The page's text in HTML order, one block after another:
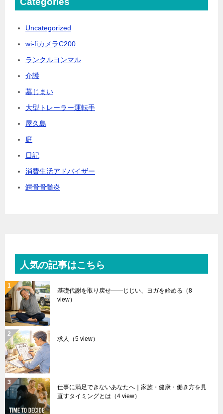
Uncategorized
wi-fiカメラC200
ランクルヨンマル
介護
墓じまい
大型トレーラー運転手
屋久島
庭
日記
消費生活アドバイザー
鰐骨骨髄炎
人気の記事はこちら
基礎代謝を取り戻せ――じじい、ヨガを始める （8
view）
求人 （5 view）
仕事に満足できないあなたへ｜家族・健康・働き方を見
直すタイミングとは （4 view）